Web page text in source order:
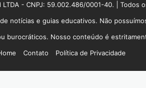
- CNPJ: 59.002.486/0001-40. | Todos
notícias e guias educativos. Não
burocráticos. Nosso conteúdo é
Contato Política de Privacidade